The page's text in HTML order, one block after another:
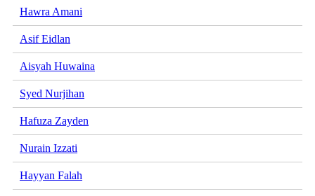
Hawra Amani
Asif Eidlan
Aisyah Huwaina
Syed Nurjihan
Hafuza Zayden
Nurain Izzati
Hayyan Falah